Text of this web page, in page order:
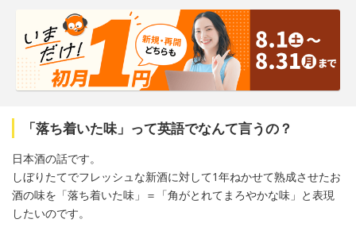
「落ち着いた味」って英語でなんて言うの？
日本酒の話です。
しぼりたてでフレッシュな新酒に対して1年ねかせて熟成させたお
酒の味を「落ち着いた味」＝「角がとれてまろやかな味」と表現
したいのです。